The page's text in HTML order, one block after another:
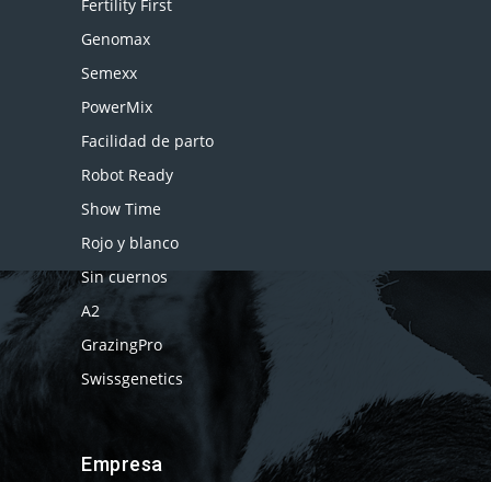
Fertility First
Genomax
Semexx
PowerMix
Facilidad de parto
Robot Ready
Show Time
Rojo y blanco
Sin cuernos
A2
GrazingPro
Swissgenetics
Empresa